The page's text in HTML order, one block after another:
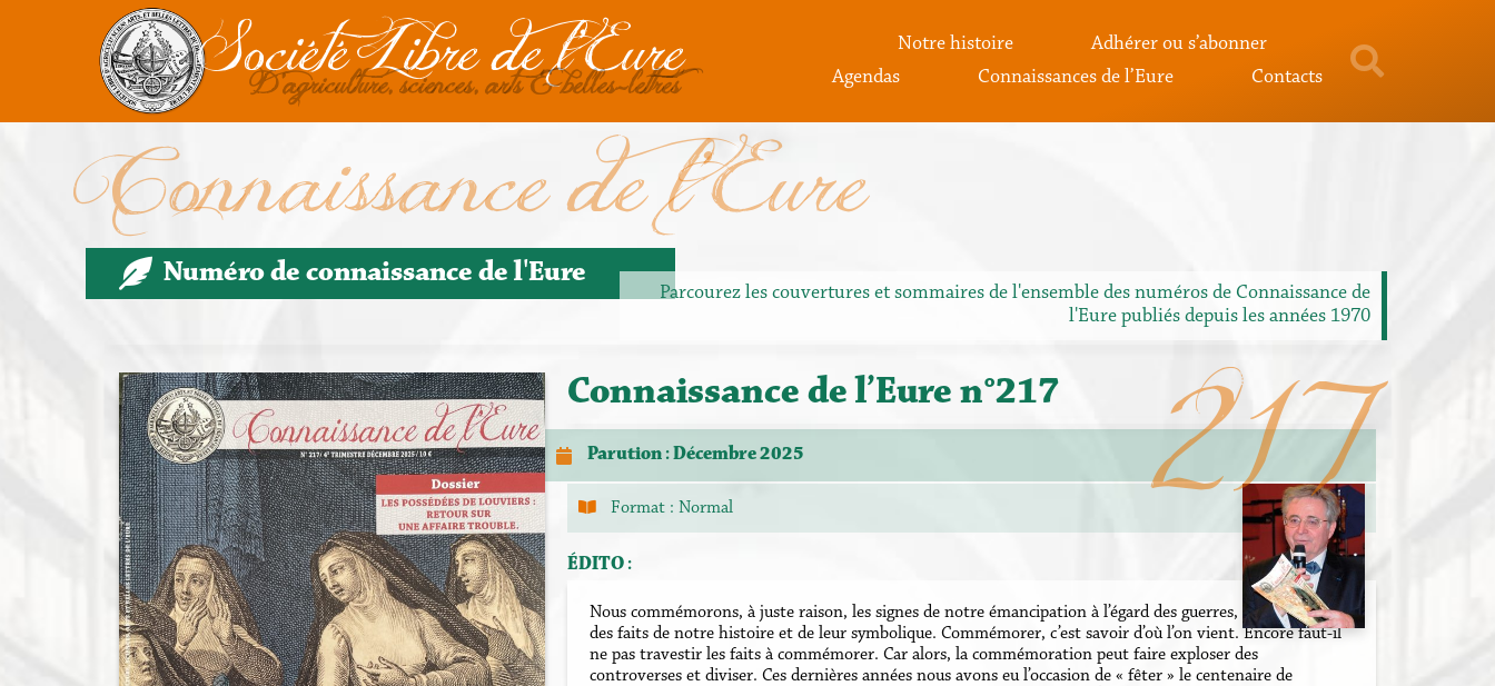
Société Libre de l'Eure
D'agriculture, sciences, arts & belles-lettres
Notre histoire
Adhérer ou s’abonner
Agendas
Connaissances de l’Eure Contacts
Connaissance de l'Eure
Numéro de connaissance de l'Eure
Parcourez les couvertures et sommaires de l'ensemble des numéros de Connaissance de
l'Eure publiés depuis les années 1970
Connaissance de l’Eure n°217
Parution : Décembre 2025 217
Format : Normal
ÉDITO :
Nous commémorons, à juste raison, les signes de notre émancipation à l’égard des guerres, des religions ou
des faits de notre histoire et de leur symbolique. Commémorer, c’est savoir d’où l’on vient. Encore faut-il
ne pas travestir les faits à commémorer. Car alors, la commémoration peut faire exploser des
controverses et diviser. Ces dernières années nous avons eu l’occasion de « fêter » le centenaire de